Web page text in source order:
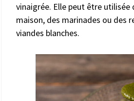
vinaigrée. Elle peut être utilisée
maison, des marinades ou des
viandes blanches.